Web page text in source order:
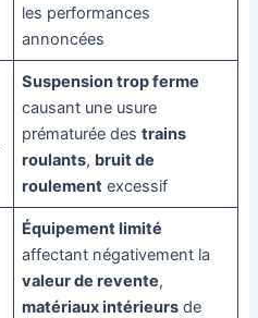
les performances
annoncées
Suspension trop ferme
causant une usure
prématurée destrains
roulants, bruit de
roulement excessif
Équipement limité
affectant négativement la
valeur de revente,
matériaux intérieurs de